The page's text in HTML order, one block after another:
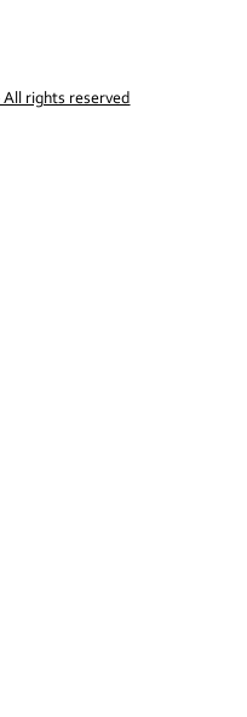
rights reserved